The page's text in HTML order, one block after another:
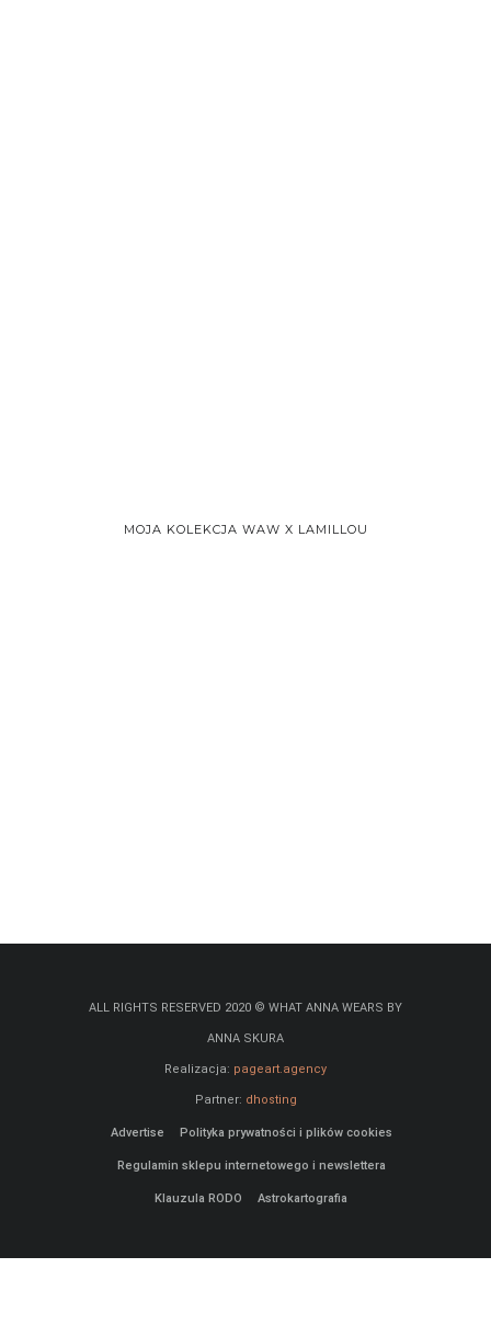
MOJA KOLEKCJA WAW X LAMILLOU
ALL RIGHTS RESERVED 2020 © WHAT ANNA WEARS BY
ANNA SKURA
Realizacja: pageart.agency
Partner: dhosting
Advertise Polityka prywatności i plików cookies
Regulamin sklepu internetowego i newslettera
Klauzula RODO Astrokartografia